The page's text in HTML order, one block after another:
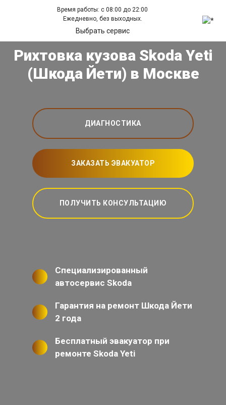
Время работы: с 08:00 до 22:00
Ежедневно, без выходных.
Выбрать сервис
Рихтовка кузова Skoda Yeti
(Шкода Йети) в Москве
ДИАГНОСТИКА
ЗАКАЗАТЬ ЭВАКУАТОР
ПОЛУЧИТЬ КОНСУЛЬТАЦИЮ
Специализированный
автосервис Skoda
Гарантия на ремонт Шкода Йети
2 года
Бесплатный эвакуатор при
ремонте Skoda Yeti